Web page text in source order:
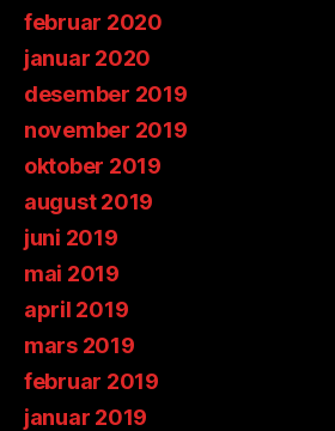
februar 2020
januar 2020
desember 2019
november 2019
oktober 2019
august 2019
juni 2019
mai 2019
april 2019
mars 2019
februar 2019
januar 2019